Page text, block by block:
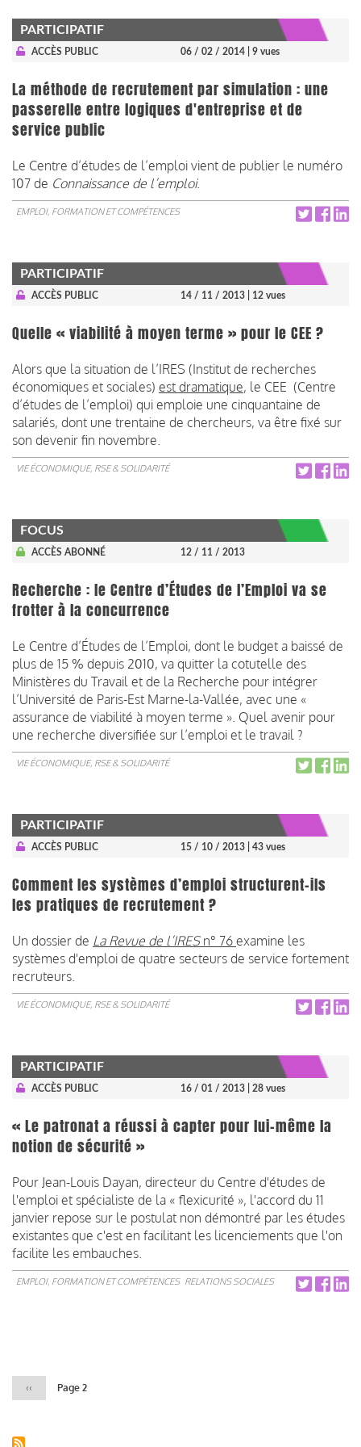
PARTICIPATIF
ACCÈS PUBLIC 06 / 02 / 2014 | 9 vues
La méthode de recrutement par simulation : une
passerelle entre logiques d'entreprise et de
service public
Le Centre d’études de l’emploi vient de publier le numéro
107 de Connaissance de l’emploi.
EMPLOI, FORMATION ET COMPÉTENCES
PARTICIPATIF
ACCÈS PUBLIC 14 / 11 / 2013 | 12 vues
Quelle « viabilité à moyen terme » pour le CEE ?
Alors que la situation de l’IRES (Institut de recherches
économiques et sociales) est dramatique, le CEE (Centre
d’études de l’emploi) qui emploie une cinquantaine de
salariés, dont une trentaine de chercheurs, va être fixé sur
son devenir fin novembre.
VIE ÉCONOMIQUE, RSE & SOLIDARITÉ
FOCUS
ACCÈS ABONNÉ 12 / 11 / 2013
Recherche : le Centre d’Études de l’Emploi va se
frotter à la concurrence
Le Centre d’Études de l’Emploi, dont le budget a baissé de
plus de 15 % depuis 2010, va quitter la cotutelle des
Ministères du Travail et de la Recherche pour intégrer
l’Université de Paris-Est Marne-la-Vallée, avec une «
assurance de viabilité à moyen terme ». Quel avenir pour
une recherche diversifiée sur l’emploi et le travail ?
VIE ÉCONOMIQUE, RSE & SOLIDARITÉ
PARTICIPATIF
ACCÈS PUBLIC 15 / 10 / 2013 | 43 vues
Comment les systèmes d’emploi structurent-ils
les pratiques de recrutement ?
Un dossier de La Revue de l’IRES n° 76 examine les
systèmes d'emploi de quatre secteurs de service fortement
recruteurs.
VIE ÉCONOMIQUE, RSE & SOLIDARITÉ
PARTICIPATIF
ACCÈS PUBLIC 16 / 01 / 2013 | 28 vues
« Le patronat a réussi à capter pour lui-même la
notion de sécurité »
Pour Jean-Louis Dayan, directeur du Centre d'études de
l'emploi et spécialiste de la « flexicurité », l'accord du 11
janvier repose sur le postulat non démontré par les études
existantes que c'est en facilitant les licenciements que l'on
facilite les embauches.
EMPLOI, FORMATION ET COMPÉTENCES RELATIONS SOCIALES
Page
précédente
‹‹ Page 2